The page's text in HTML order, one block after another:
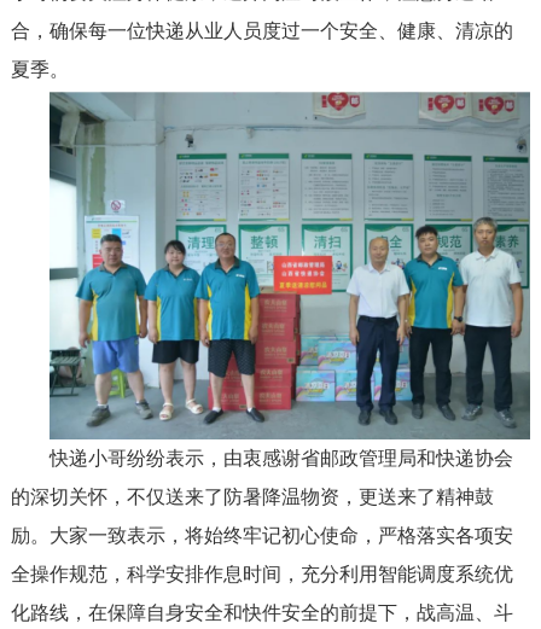
合，确保每一位快递从业人员度过一个安全、健康、清凉的
夏季。
快递小哥纷纷表示，由衷感谢省邮政管理局和快递协会
的深切关怀，不仅送来了防暑降温物资，更送来了精神鼓
励。大家一致表示，将始终牢记初心使命，严格落实各项安
全操作规范，科学安排作息时间，充分利用智能调度系统优
化路线，在保障自身安全和快件安全的前提下，战高温、斗